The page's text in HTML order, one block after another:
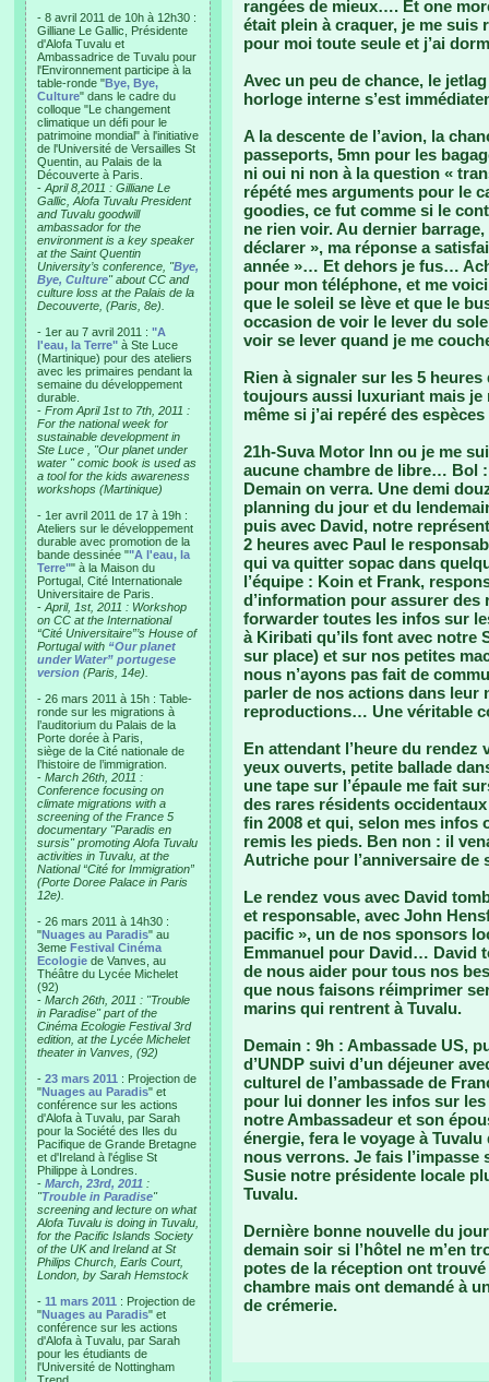
- 8 avril 2011 de 10h à 12h30 :
Gilliane Le Gallic, Présidente
d'Alofa Tuvalu et
Ambassadrice de Tuvalu pour
l'Environnement participe à la
table-ronde "Bye, Bye,
Culture" dans le cadre du
colloque "Le changement
climatique un défi pour le
patrimoine mondial" à l'initiative
de l'Université de Versailles St
Quentin, au Palais de la
Découverte à Paris.
- April 8,2011 : Gilliane Le
Gallic, Alofa Tuvalu President
and Tuvalu goodwill
ambassador for the
environment is a key speaker
at the Saint Quentin
University’s conference, "Bye,
Bye, Culture" about CC and
culture loss at the Palais de la
Decouverte, (Paris, 8e).
- 1er au 7 avril 2011 : "A
l'eau, la Terre" à Ste Luce
(Martinique) pour des ateliers
avec les primaires pendant la
semaine du développement
durable.
- From April 1st to 7th, 2011 :
For the national week for
sustainable development in
Ste Luce , "Our planet under
water " comic book is used as
a tool for the kids awareness
workshops (Martinique)
- 1er avril 2011 de 17 à 19h :
Ateliers sur le développement
durable avec promotion de la
bande dessinée ""A l'eau, la
Terre"" à la Maison du
Portugal, Cité Internationale
Universitaire de Paris.
- April, 1st, 2011 : Workshop
on CC at the International
“Cité Universitaire”’s House of
Portugal with “Our planet
under Water” portugese
version (Paris, 14e).
- 26 mars 2011 à 15h : Table-
ronde sur les migrations à
l’auditorium du Palais de la
Porte dorée à Paris,
siège de la Cité nationale de
l’histoire de l’immigration.
- March 26th, 2011 :
Conference focusing on
climate migrations with a
screening of the France 5
documentary "Paradis en
sursis" promoting Alofa Tuvalu
activities in Tuvalu, at the
National “Cité for Immigration”
(Porte Doree Palace in Paris
12e).
- 26 mars 2011 à 14h30 :
"Nuages au Paradis" au
3eme Festival Cinéma
Ecologie de Vanves, au
Théâtre du Lycée Michelet
(92)
- March 26th, 2011 : "Trouble
in Paradise" part of the
Cinéma Ecologie Festival 3rd
edition, at the Lycée Michelet
theater in Vanves, (92)
- 23 mars 2011 : Projection de
"Nuages au Paradis" et
conférence sur les actions
d'Alofa à Tuvalu, par Sarah
pour la Société des Iles du
Pacifique de Grande Bretagne
et d'Ireland à l'église St
Philippe à Londres.
- March, 23rd, 2011 :
"Trouble in Paradise"
screening and lecture on what
Alofa Tuvalu is doing in Tuvalu,
for the Pacific Islands Society
of the UK and Ireland at St
Philips Church, Earls Court,
London, by Sarah Hemstock
- 11 mars 2011 : Projection de
"Nuages au Paradis" et
conférence sur les actions
d'Alofa à Tuvalu, par Sarah
pour les étudiants de
l'Université de Nottingham
rangées de mieux…. Et one
était plein à craquer, je me suis
pour moi toute seule et j’ai
Avec un peu de chance, le
horloge interne s’est
A la descente de l’avion, la
passeports, 5mn pour les
ni oui ni non à la question «
répété mes arguments pour le
goodies, ce fut comme si le
ne rien voir. Au dernier
déclarer », ma réponse a
année »… Et dehors je fus…
pour mon téléphone, et me
que le soleil se lève et que le
occasion de voir le lever du
voir se lever quand je me
Rien à signaler sur les 5
toujours aussi luxuriant mais je
même si j’ai repéré des
21h-Suva Motor Inn ou je me
aucune chambre de libre… Bol
Demain on verra. Une demi
planning du jour et du
puis avec David, notre
2 heures avec Paul le
qui va quitter sopac dans
l’équipe : Koin et Frank,
d’information pour assurer
forwarder toutes les infos sur
à Kiribati qu’ils font avec notre
sur place) et sur nos petites
nous n’ayons pas fait de
parler de nos actions dans leur
reproductions… Une véritable
En attendant l’heure du
yeux ouverts, petite ballade
une tape sur l’épaule me fait
des rares résidents
fin 2008 et qui, selon mes infos
remis les pieds. Ben non : il
Autriche pour l’anniversaire de
Le rendez vous avec David
et responsable, avec John
pacific », un de nos sponsors
Emmanuel pour David… David
de nous aider pour tous nos
que nous faisons réimprimer
marins qui rentrent à Tuvalu.
Demain : 9h : Ambassade US,
d’UNDP suivi d’un déjeuner
culturel de l’ambassade de
pour lui donner les infos sur
notre Ambassadeur et son
énergie, fera le voyage à
nous verrons. Je fais
Susie notre présidente locale
Tuvalu.
Dernière bonne nouvelle du
demain soir si l’hôtel ne m’en
potes de la réception ont
chambre mais ont demandé à
de crémerie.